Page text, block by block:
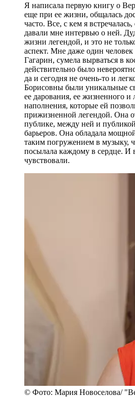
Я написала первую книгу о
еще при ее жизни, общалась
часто. Все, с кем я
давали мне интервью о ней.
жизни легендой, и это не
аспект. Мне даже один
Гагарин, сумела вырваться в
действительно было
да и сегодня не очень-то и
Борисовны были уникальные
ее дарования, ее жизненного и
наполнения, которые ей
прижизненной легендой. Она
публике, между ней и
барьеров. Она обладала
таким погружением в музыку,
посылала каждому в сердце. И
чувствовали.
© Фото: Мария Новоселова/